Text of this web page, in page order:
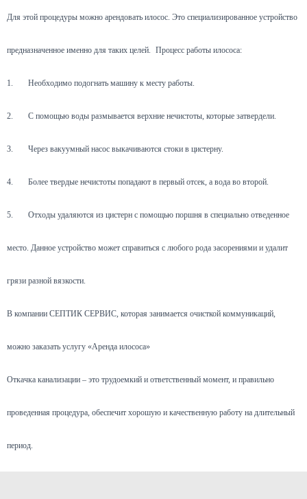
Для этой процедуры можно арендовать илосос. Это специализированное устройство
предназначенное именно для таких целей. Процесс работы илососа:
1. Необходимо подогнать машину к месту работы.
2. С помощью воды размывается верхние нечистоты, которые затвердели.
3. Через вакуумный насос выкачиваются стоки в цистерну.
4. Более твердые нечистоты попадают в первый отсек, а вода во второй.
5. Отходы удаляются из цистерн с помощью поршня в специально отведенное
место. Данное устройство может справиться с любого рода засорениями и удалит
грязи разной вязкости.
В компании СЕПТИК СЕРВИС, которая занимается очисткой коммуникаций,
можно заказать услугу «Аренда илососа»
Откачка канализации – это трудоемкий и ответственный момент, и правильно
проведенная процедура, обеспечит хорошую и качественную работу на длительный
период.